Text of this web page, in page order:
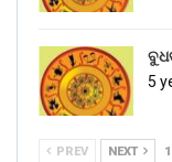
5
PREV NEXT